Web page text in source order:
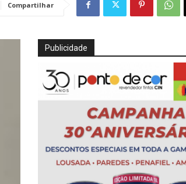
Compartilhar
Publicidade